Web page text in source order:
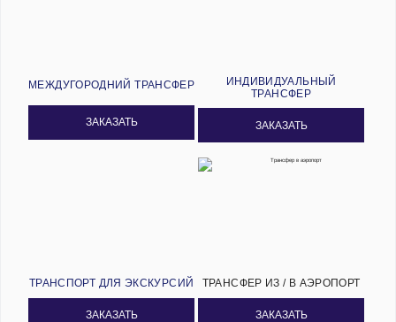
МЕЖДУГОРОДНИЙ ТРАНСФЕР
ЗАКАЗАТЬ
ИНДИВИДУАЛЬНЫЙ
ТРАНСФЕР
ЗАКАЗАТЬ
ТРАНСПОРТ ДЛЯ ЭКСКУРСИЙ
ЗАКАЗАТЬ
ТРАНСФЕР ИЗ / В АЭРОПОРТ
ЗАКАЗАТЬ